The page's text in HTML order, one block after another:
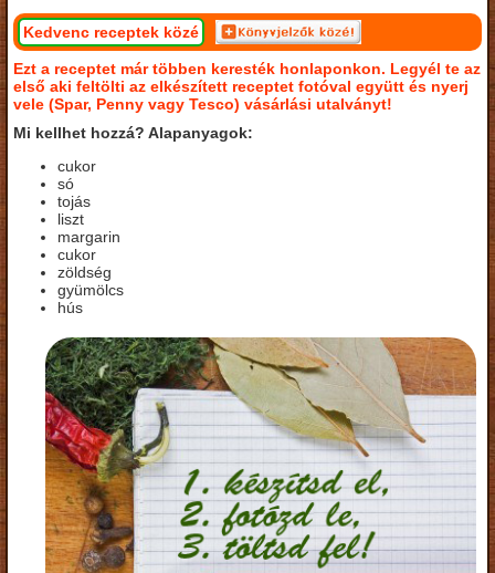
Kedvenc receptek közé
Ezt a receptet már többen keresték honlaponkon. Legyél te az
első aki feltölti az elkészített receptet fotóval együtt és nyerj
vele (Spar, Penny vagy Tesco) vásárlási utalványt!
Mi kellhet hozzá? Alapanyagok:
cukor
só
tojás
liszt
margarin
cukor
zöldség
gyümölcs
hús